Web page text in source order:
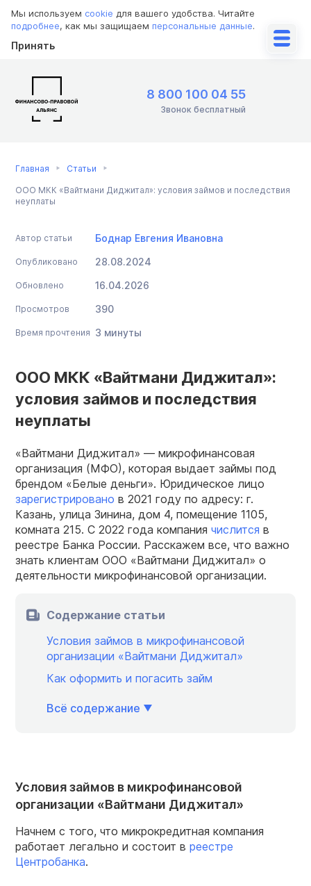
Мы используем cookie для вашего удобства. Читайте
подробнее, как мы защищаем персональные данные.
Принять
8 800 100 04 55
Звонок бесплатный
Главная Статьи
ООО МКК «Вайтмани Диджитал»: условия займов и последствия
неуплаты
Автор статьи Боднар Евгения Ивановна
Опубликовано 28.08.2024
Обновлено 16.04.2026
Просмотров 390
Время прочтения 3 минуты
ООО МКК «Вайтмани Диджитал»:
условия займов и последствия
неуплаты
«Вайтмани Диджитал» — микрофинансовая
организация (МФО), которая выдает займы под
брендом «Белые деньги». Юридическое лицо
зарегистрировано в 2021 году по адресу: г.
Казань, улица Зинина, дом 4, помещение 1105,
комната 215. С 2022 года компания числится в
реестре Банка России. Расскажем все, что важно
знать клиентам ООО «Вайтмани Диджитал» о
деятельности микрофинансовой организации.
Содержание статьи
Условия займов в микрофинансовой
организации «Вайтмани Диджитал»
Как оформить и погасить займ
Всё содержание
Условия займов в микрофинансовой
организации «Вайтмани Диджитал»
Начнем с того, что микрокредитная компания
работает легально и состоит в реестре
Центробанка.